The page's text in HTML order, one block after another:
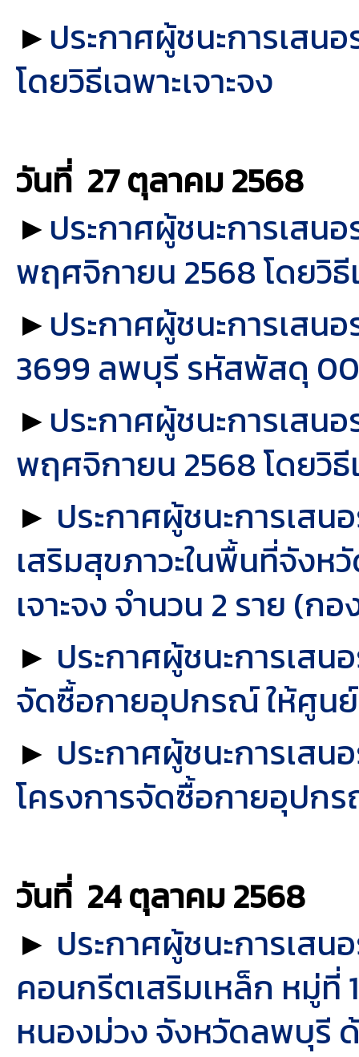
►ประกาศผู้ชนะการเสน
โดยวิธีเฉพาะเจาะจง
วันที่ 27 ตุลาคม2568
►ประกาศผู้ชนะการเสน
พฤศจิกายน 2568 โดยวิธี
►ประกาศผู้ชนะการเสน
3699 ลพบุรี รหัสพัสดุ 001
►ประกาศผู้ชนะการเสน
พฤศจิกายน 2568 โดยวิธี
► ประกาศผู้ชนะการเส
เสริมสุขภาวะในพื้นที่จังห
เจาะจง จำนวน 2 ราย (
► ประกาศผู้ชนะการเส
จัดซื้อกายอุปกรณ์ ให้ศูนย์
► ประกาศผู้ชนะการเส
โครงการจัดซื้อกายอุปก
วันที่ 24 ตุลาคม2568
► ประกาศผู้ชนะการเสน
คอนกรีตเสริมเหล็ก หมู่ที่
หนองม่วง จังหวัดลพบุรี